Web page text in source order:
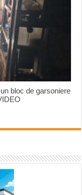
bloc de garsoniere